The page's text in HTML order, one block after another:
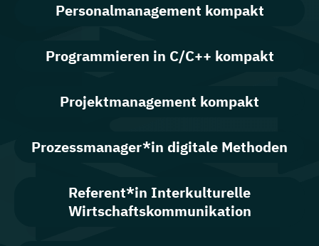
Personalmanagement kompakt
Programmieren in C/C++ kompakt
Projektmanagement kompakt
Prozessmanager*in digitale Methoden
Referent*in Interkulturelle
Wirtschaftskommunikation